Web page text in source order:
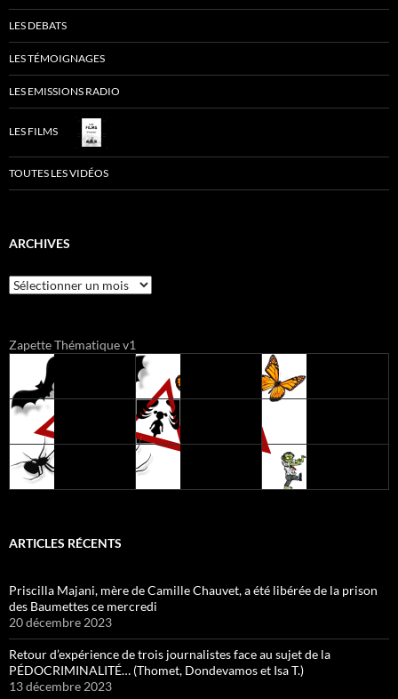
LES DEBATS
LES TÉMOIGNAGES
LES EMISSIONS RADIO
LES FILMS
TOUTES LES VIDÉOS
ARCHIVES
Archives
Zapette Thématique v1
ARTICLES RÉCENTS
Priscilla Majani, mère de Camille Chauvet, a été libérée de la prison
des Baumettes ce mercredi
20 décembre 2023
Retour d’expérience de trois journalistes face au sujet de la
PÉDOCRIMINALITÉ… (Thomet, Dondevamos et Isa T.)
13 décembre 2023